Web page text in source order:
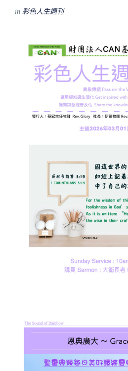
in 彩色人生週刊